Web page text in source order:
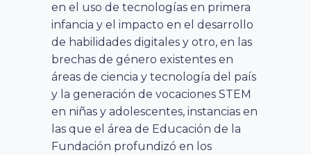
en el uso de tecnologías en primera
infancia y el impacto en el desarrollo
de habilidades digitales y otro, en las
brechas de género existentes en
áreas de ciencia y tecnología del país
y la generación de vocaciones STEM
en niñas y adolescentes, instancias en
las que el área de Educación de la
Fundación profundizó en los